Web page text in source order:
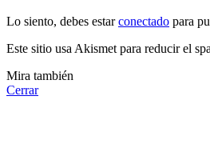
Lo siento, debes estarconectado para
Este sitio usa Akismet para reducir el
Mira también
Cerrar